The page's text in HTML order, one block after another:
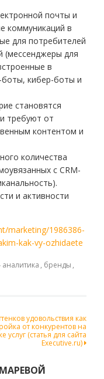
почты и
коммуникаций в
для потребителей
(мессенджеры для
в
кибер-боты и
становятся
требуют от
контентом и
количества
с CRM-
и активности
marketing/1986386-
kak-vy-ozhidaete
аналитика , бренды ,
удовольствия как
от конкурентов на
услуг (статья для сайта
Executive.ru)